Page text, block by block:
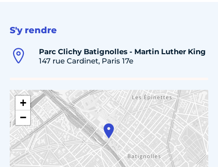
S'y rendre
Parc Clichy Batignolles - Martin Luther King
147 rue Cardinet, Paris 17e
+
−